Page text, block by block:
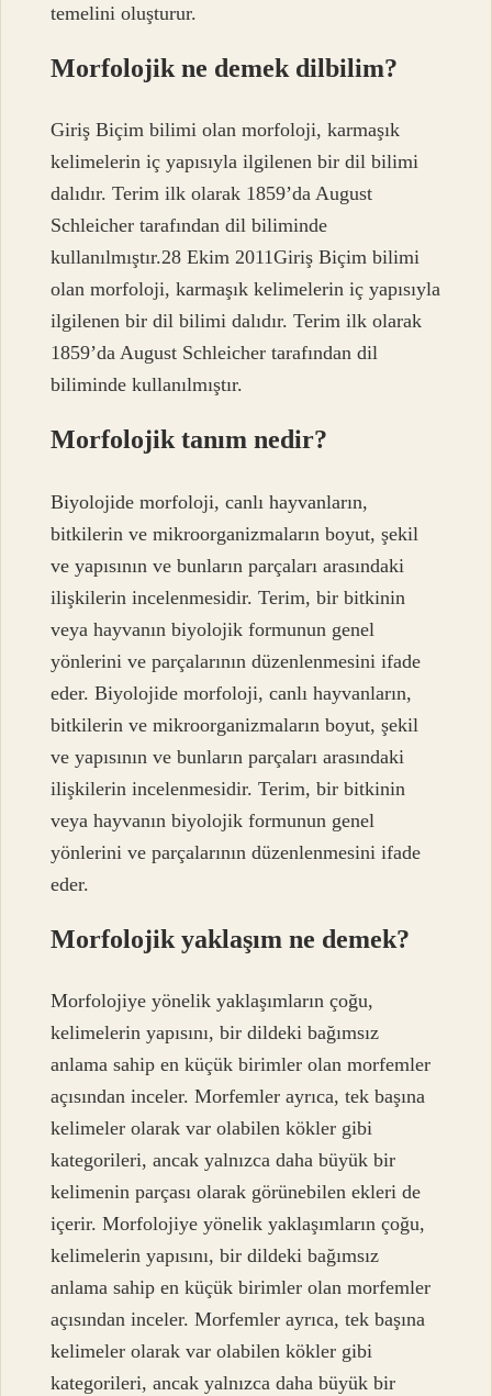
temelini oluşturur.
Morfolojik ne demek dilbilim?
Giriş Biçim bilimi olan morfoloji, karmaşık
kelimelerin iç yapısıyla ilgilenen bir dil bilimi
dalıdır. Terim ilk olarak 1859’da August
Schleicher tarafından dil biliminde
kullanılmıştır.28 Ekim 2011Giriş Biçim bilimi
olan morfoloji, karmaşık kelimelerin iç yapısıyla
ilgilenen bir dil bilimi dalıdır. Terim ilk olarak
1859’da August Schleicher tarafından dil
biliminde kullanılmıştır.
Morfolojik tanım nedir?
Biyolojide morfoloji, canlı hayvanların,
bitkilerin ve mikroorganizmaların boyut, şekil
ve yapısının ve bunların parçaları arasındaki
ilişkilerin incelenmesidir. Terim, bir bitkinin
veya hayvanın biyolojik formunun genel
yönlerini ve parçalarının düzenlenmesini ifade
eder. Biyolojide morfoloji, canlı hayvanların,
bitkilerin ve mikroorganizmaların boyut, şekil
ve yapısının ve bunların parçaları arasındaki
ilişkilerin incelenmesidir. Terim, bir bitkinin
veya hayvanın biyolojik formunun genel
yönlerini ve parçalarının düzenlenmesini ifade
eder.
Morfolojik yaklaşım ne demek?
Morfolojiye yönelik yaklaşımların çoğu,
kelimelerin yapısını, bir dildeki bağımsız
anlama sahip en küçük birimler olan morfemler
açısından inceler. Morfemler ayrıca, tek başına
kelimeler olarak var olabilen kökler gibi
kategorileri, ancak yalnızca daha büyük bir
kelimenin parçası olarak görünebilen ekleri de
içerir. Morfolojiye yönelik yaklaşımların çoğu,
kelimelerin yapısını, bir dildeki bağımsız
anlama sahip en küçük birimler olan morfemler
açısından inceler. Morfemler ayrıca, tek başına
kelimeler olarak var olabilen kökler gibi
kategorileri, ancak yalnızca daha büyük bir